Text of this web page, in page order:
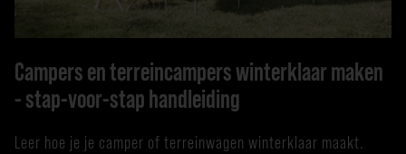
Campers en terreincampers winterklaar maken
- stap-voor-stap handleiding
Leer hoe je je camper of terreinwagen winterklaar maakt.